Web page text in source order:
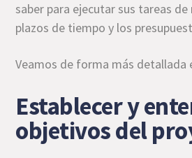
saber para ejecutar sus tareas
plazos de tiempo y los
Veamos de forma más detallada
Establecer y
objetivos del